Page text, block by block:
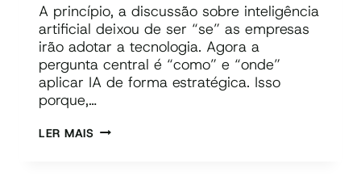
A princípio, a discussão sobre inteligência
artificial deixou de ser “se” as empresas
irão adotar a tecnologia. Agora a
pergunta central é “como” e “onde”
aplicar IA de forma estratégica. Isso
porque,…
LER MAISAGENTES